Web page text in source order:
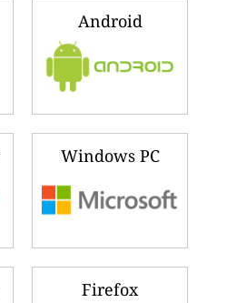
Android
Windows PC
Firefox